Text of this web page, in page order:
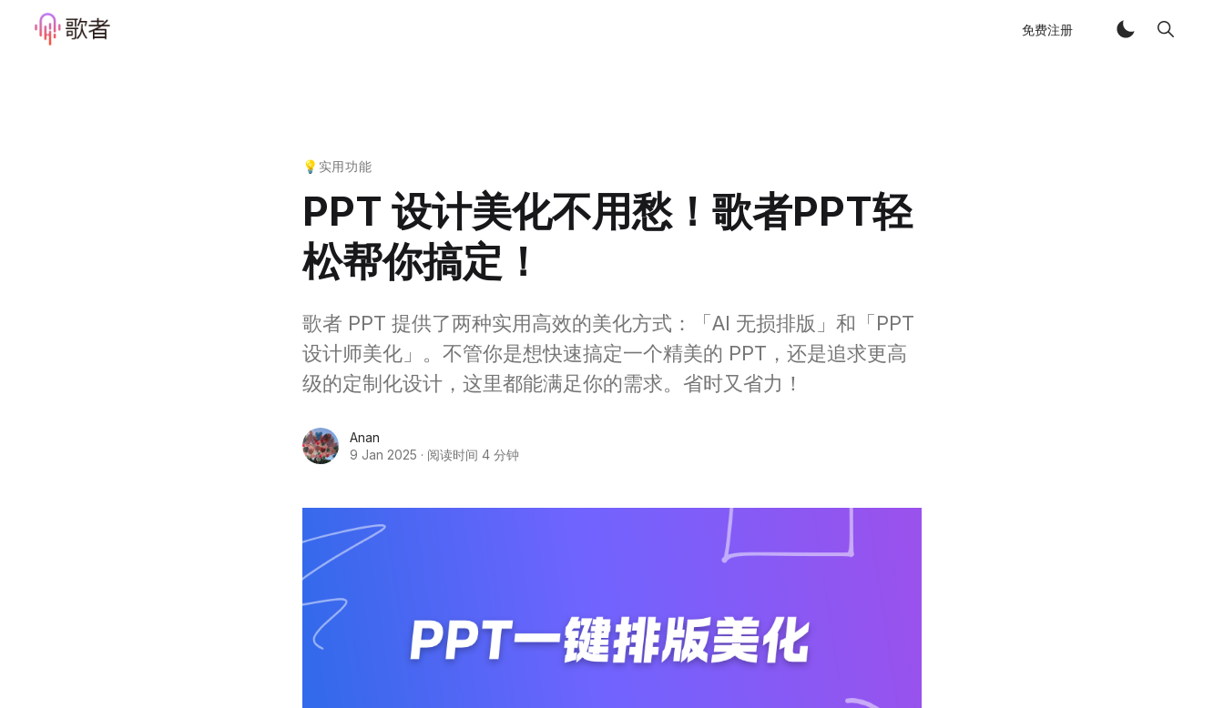
免费注册
💡实用功能
PPT 设计美化不用愁！歌者PPT轻
松帮你搞定！
歌者 PPT 提供了两种实用高效的美化方式：「AI 无损排版」和「PPT
设计师美化」。不管你是想快速搞定一个精美的 PPT，还是追求更高
级的定制化设计，这里都能满足你的需求。省时又省力！
Anan
9 Jan 2025 · 阅读时间 4 分钟